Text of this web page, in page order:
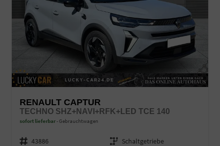
RENAULT CAPTUR
TECHNO SHZ+NAVI+RFK+LED TCE 140
sofort lieferbar Gebrauchtwagen
Fahrzeugnr. 43886 Getriebe Schaltgetriebe